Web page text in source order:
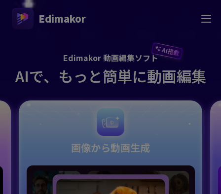
Edimakor
Edimakor 動画編集ソフト
AI搭載
AIで、もっと簡単に動画編集
画像から動画生成